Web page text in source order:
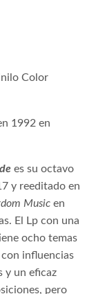
Color
1992 en
es su octavo
y reeditado en
Music en
El Lp con una
ocho temas
influencias
y un eficaz
pero